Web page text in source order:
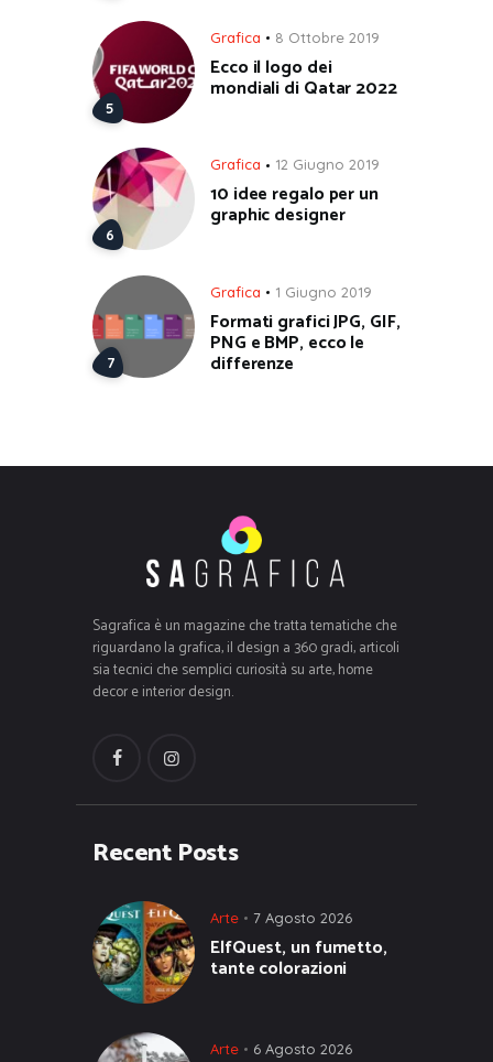
Grafica 8 Ottobre 2019
Ecco il logo dei
mondiali di Qatar 2022
Grafica 12 Giugno 2019
10 idee regalo per un
graphic designer
Grafica 1 Giugno 2019
Formati grafici JPG, GIF,
PNG e BMP, ecco le
differenze
Sagrafica è un magazine che tratta tematiche che
riguardano la grafica, il design a 360 gradi, articoli
sia tecnici che semplici curiosità su arte, home
decor e interior design.
Recent Posts
Arte 7 Agosto 2026
ElfQuest, un fumetto,
tante colorazioni
Arte 6 Agosto 2026